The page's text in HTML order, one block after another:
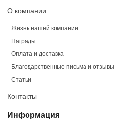
О компании
Жизнь нашей компании
Награды
Оплата и доставка
Благодарственные письма и отзывы
Статьи
Контакты
Информация